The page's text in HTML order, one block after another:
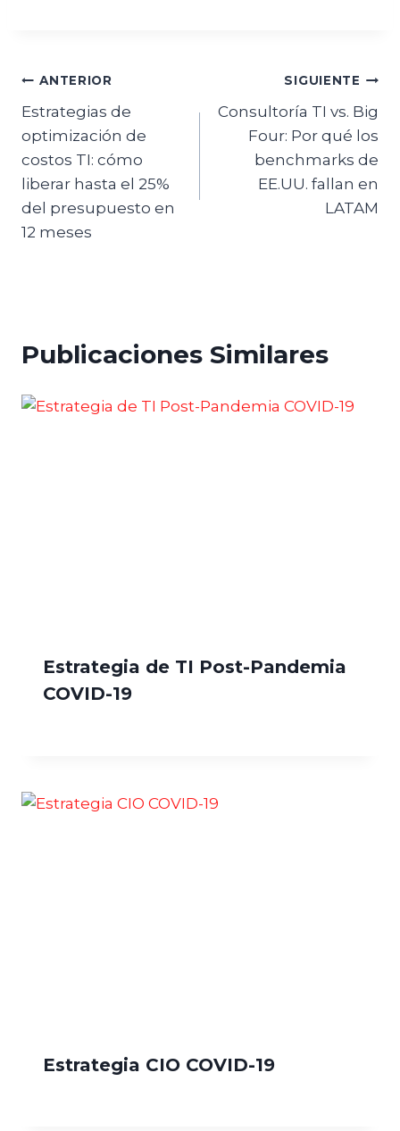
ANTERIOR
Estrategias de
optimización de
costos TI: cómo
liberar hasta el 25%
del presupuesto en
12 meses
SIGUIENTE
Consultoría TI vs. Big
Four: Por qué los
benchmarks de
EE.UU. fallan en
LATAM
Publicaciones Similares
Estrategia de TI Post-Pandemia
COVID-19
Estrategia CIO COVID-19